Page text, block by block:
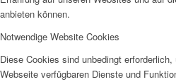
anbieten können.
Notwendige Website Cookies
Diese Cookies sind unbedingt
Webseite verfügbaren Dienste und